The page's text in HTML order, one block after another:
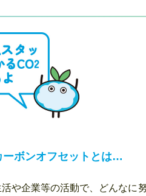
ーボンオフセットとは…
活や企業等の活動で、どんなに